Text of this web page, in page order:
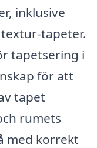
inklusive
tapeter.
tapetsering i
för att
tapet
rumets
med korrekt